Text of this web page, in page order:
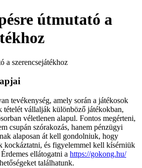
útmutató a
a szerencsejátékhoz
tevékenység, amely során a játékosok
tételét vállalják különböző játékokban,
véletlenen alapul. Fontos megérteni,
csupán szórakozás, hanem pénzügyi
alaposan át kell gondolniuk, hogy
kockáztatni, és figyelemmel kell kísérniük
ellátogatni a https://gokong.hu/
találhatunk.